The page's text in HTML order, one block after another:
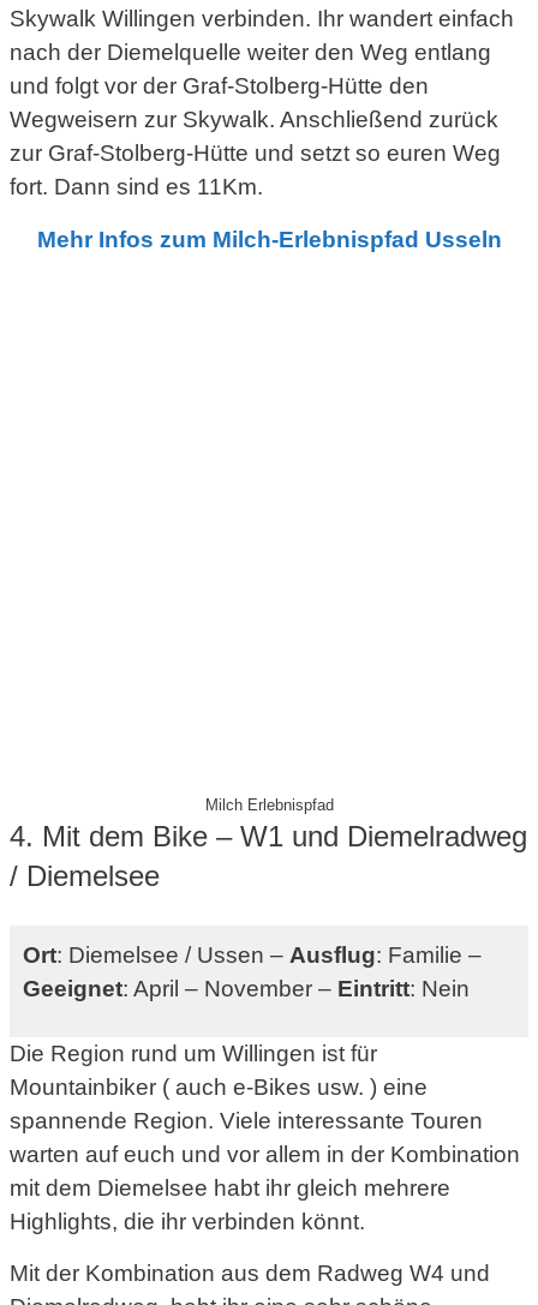
Skywalk Willingen verbinden. Ihr wandert einfach
nach der Diemelquelle weiter den Weg entlang
und folgt vor der Graf-Stolberg-Hütte den
Wegweisern zur Skywalk. Anschließend zurück
zur Graf-Stolberg-Hütte und setzt so euren Weg
fort. Dann sind es 11Km.
Mehr Infos zum Milch-Erlebnispfad Usseln
Milch Erlebnispfad
4. Mit dem Bike – W1 und Diemelradweg
/ Diemelsee
Ort: Diemelsee / Ussen – Ausflug: Familie –
Geeignet: April – November – Eintritt: Nein
Die Region rund um Willingen ist für
Mountainbiker ( auch e-Bikes usw. ) eine
spannende Region. Viele interessante Touren
warten auf euch und vor allem in der Kombination
mit dem Diemelsee habt ihr gleich mehrere
Highlights, die ihr verbinden könnt.
Mit der Kombination aus dem Radweg W4 und